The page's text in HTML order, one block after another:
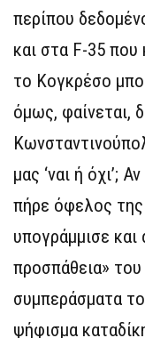
περίπου
και στα F-35 που
το Κογκρέσο
όμως, φαίνεται,
μας ‘ναι ή όχι’;
πήρε όφελος της
υπογράμμισε
προσπάθεια»
συμπεράσματα
ψήφισμα